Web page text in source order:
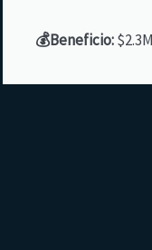
💰Beneficio: